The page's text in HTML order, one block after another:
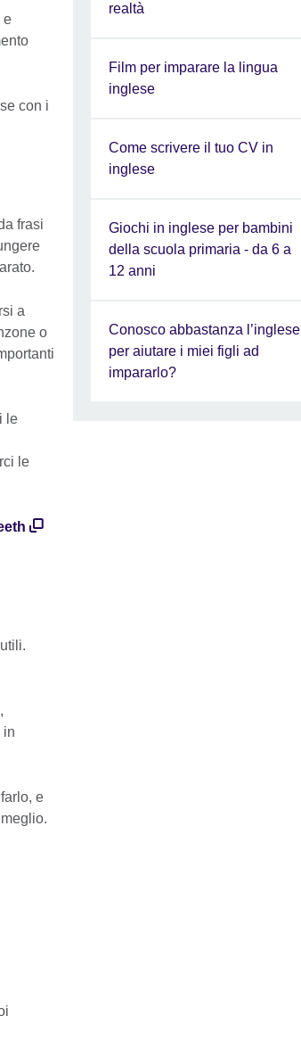
e
con i
frasi
a
o
le
le
in
e
realtà
Film per imparare la lingua
inglese
Come scrivere il tuo CV in
inglese
Giochi in inglese per bambini
della scuola primaria - da 6 a
12 anni
Conosco abbastanza l’inglese
per aiutare i miei figli ad
impararlo?